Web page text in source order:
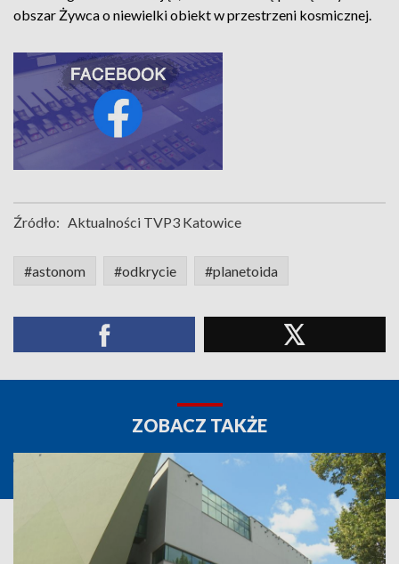
obszar Żywca o niewielki obiekt w przestrzeni kosmicznej.
Źródło: Aktualności TVP3 Katowice
#astonom #odkrycie #planetoida
ZOBACZ TAKŻE